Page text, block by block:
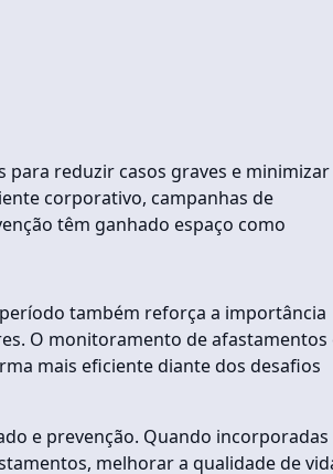
reduzir casos graves e minimizar
corporativo, campanhas de
têm ganhado espaço como
também reforça a importância
O monitoramento de afastamentos
mais eficiente diante dos desafios
e prevenção. Quando incorporadas
melhorar a qualidade de